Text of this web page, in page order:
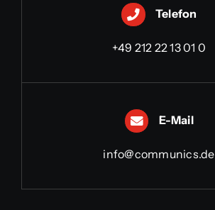
Telefon
+49 212 22 13 01 0
E-Mail
info@communics.de